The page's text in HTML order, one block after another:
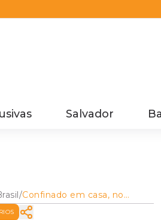
Salvador
/Confinado em casa, no
Leblon, Paulo Guedes faz
apelo por atividade